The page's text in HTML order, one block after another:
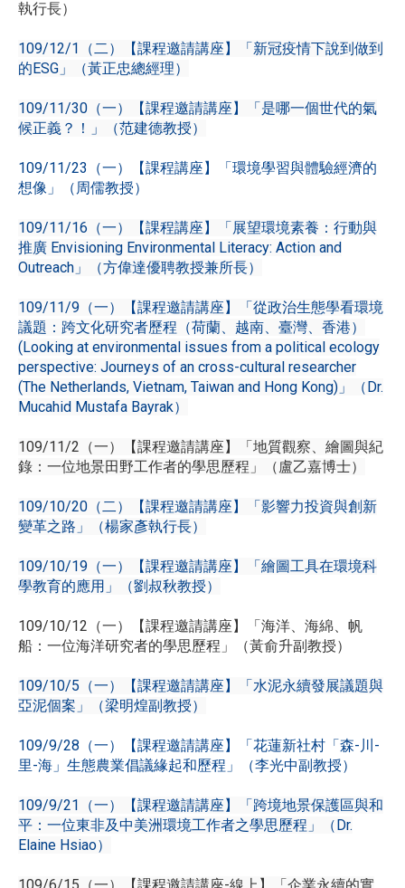
執行長）
109/12/1（二）【課程邀請講座】「新冠疫情下說到做到
的ESG」（黃正忠總經理）
109/11/30（一）【課程邀請講座】「是哪一個世代的氣
候正義？！」（范建德教授）
109/11/23（一）【課程講座】「環境學習與體驗經濟的
想像」（周儒教授）
109/11/16（一）【課程講座】「展望環境素養：行動與
推廣 Envisioning Environmental Literacy: Action and
Outreach」（方偉達優聘教授兼所長）
109/11/9（一）【課程邀請講座】「從政治生態學看環境
議題：跨文化研究者歷程（荷蘭、越南、臺灣、香港）
(Looking at environmental issues from a political ecology
perspective: Journeys of an cross-cultural researcher
(The Netherlands, Vietnam, Taiwan and Hong Kong)」（Dr.
Mucahid Mustafa Bayrak）
109/11/2（一）【課程邀請講座】「地質觀察、繪圖與紀
錄：一位地景田野工作者的學思歷程」（盧乙嘉博士）
109/10/20（二）【課程邀請講座】「影響力投資與創新
變革之路」（楊家彥執行長）
109/10/19（一）【課程邀請講座】「繪圖工具在環境科
學教育的應用」（劉叔秋教授）
109/10/12（一）【課程邀請講座】「海洋、海綿、帆
船：一位海洋研究者的學思歷程」（黃俞升副教授）
109/10/5（一）【課程邀請講座】「水泥永續發展議題與
亞泥個案」（梁明煌副教授）
109/9/28（一）【課程邀請講座】「花蓮新社村「森-川-
里-海」生態農業倡議緣起和歷程」（李光中副教授）
109/9/21（一）【課程邀請講座】「跨境地景保護區與和
平：一位東非及中美洲環境工作者之學思歷程」（Dr.
Elaine Hsiao）